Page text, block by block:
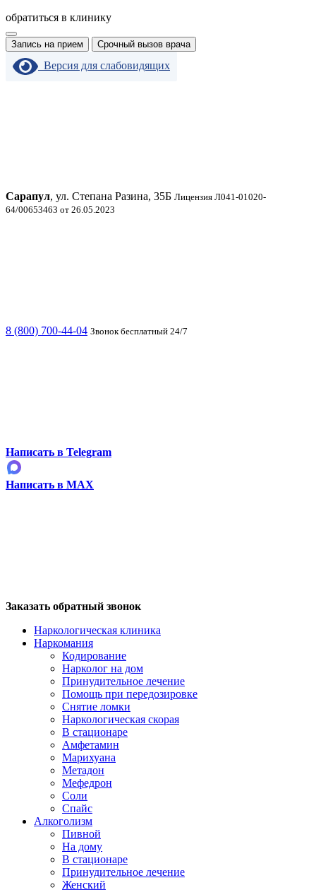
обратиться в клинику
Запись на прием Срочный вызов врача
Версия для слабовидящих
Сарапул, ул. Степана Разина, 35Б Лицензия Л041-01020-
64/00653463 от 26.05.2023
8 (800) 700-44-04 Звонок бесплатный 24/7
Написать в Telegram
Написать в MAX
Заказать обратный звонок
Наркологическая клиника
Наркомания
Кодирование
Нарколог на дом
Принудительное лечение
Помощь при передозировке
Снятие ломки
Наркологическая скорая
В стационаре
Амфетамин
Марихуана
Метадон
Мефедрон
Соли
Спайс
Алкоголизм
Пивной
На дому
В стационаре
Принудительное лечение
Женский